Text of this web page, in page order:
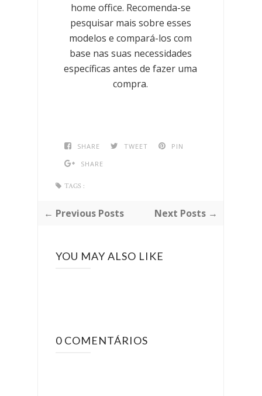
home office. Recomenda-se
pesquisar mais sobre esses
modelos e compará-los com
base nas suas necessidades
específicas antes de fazer uma
compra.
SHARE TWEET
PIN
SHARE
TAGS :
← Previous Posts Next Posts →
YOU MAY ALSO LIKE
0 COMENTÁRIOS